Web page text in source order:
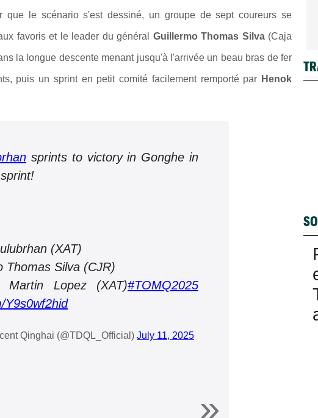
que le scénario s'est dessiné, un groupe de sept coureurs se
favoris et le leader du général Guillermo Thomas Silva (Caja
la longue descente menant jusqu'à l'arrivée un beau bras de fer
puis un sprint en petit comité facilement remporté par Henok
sprints to victory in Gonghe in
(XAT)
Thomas Silva (CJR)
Lopez (XAT)#TOMQ2025
Y9s0wf2hid
Qinghai (@TDQL_Official) July 11, 2025